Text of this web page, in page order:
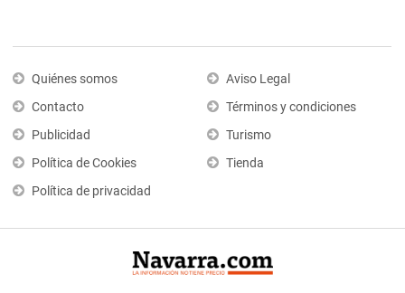
Quiénes somos
Contacto
Publicidad
Política de Cookies
Política de privacidad
Aviso Legal
Términos y condiciones
Turismo
Tienda